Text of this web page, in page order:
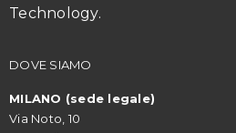
Technology.
DOVE SIAMO
MILANO (sede legale)
Via Noto, 10